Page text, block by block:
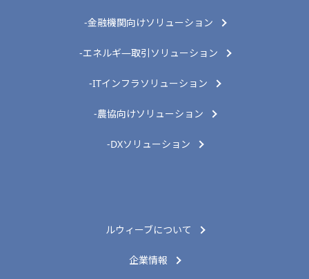
-金融機関向けソリューション
-エネルギ―取引ソリューション
-ITインフラソリューション
-農協向けソリューション
-DXソリューション
ルウィーブについて
企業情報